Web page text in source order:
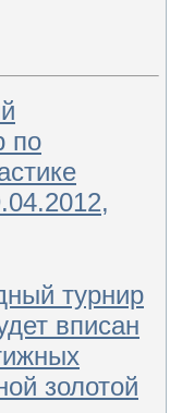
по
турнир
вписан
золотой